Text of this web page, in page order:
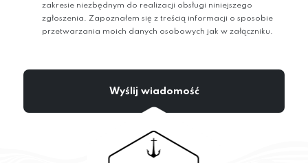
zakresie niezbędnym do realizacji obsługi niniejszego
zgłoszenia. Zapoznałem się z treścią informacji o sposobie
przetwarzania moich danych osobowych jak w załączniku.